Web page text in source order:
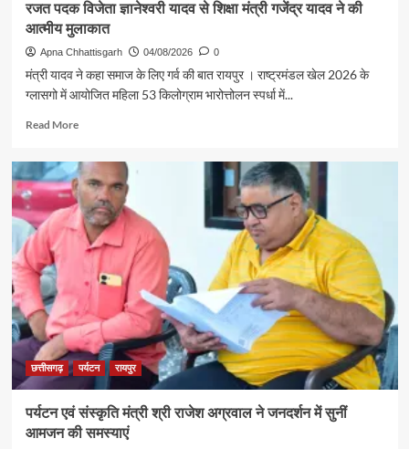
श्रद्धालु
भारत
गौरव
ट्रेन
से
रामलला
के
दर्शन
के
लिए
रवाना
रजत पदक विजेता ज्ञानेश्वरी यादव से शिक्षा मंत्री गजेंद्र यादव ने की
आत्मीय मुलाकात
Apna Chhattisgarh 04/08/2026 0
मंत्री यादव ने कहा समाज के लिए गर्व की बात रायपुर । राष्ट्रमंडल खेल 2026 के
ग्लासगो में आयोजित महिला 53 किलोग्राम भारोत्तोलन स्पर्धा में...
Read MoreRead
रजत
पदक
विजेता
ज्ञानेश्वरी
यादव
शिक्षा
मंत्री
गजेंद्र
यादव
ने
की
छत्तीसगढ़ पर्यटन रायपुर
पर्यटन एवं संस्कृति मंत्री श्री राजेश अग्रवाल ने जनदर्शन में सुनीं
आमजन की समस्याएं